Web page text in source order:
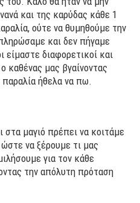
και της καρύδας κάθε 1
ούτε να θυμηθούμε την
και δεν πήγαμε
είμαστε διαφορετικοί και
καθένας μας βγαίνοντας
ήθελα να πω.
μαγιό πρέπει να κοιτάμε
να ξέρουμε τι μας
για τον κάθε
την απόλυτη πρόταση